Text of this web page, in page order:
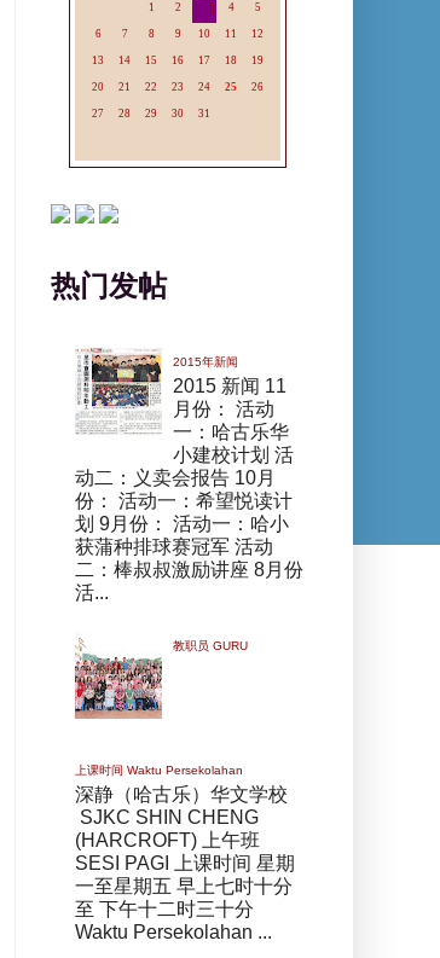
1
2 3 4 5
6 7 8 9 10 11 12
13 14 15 16 17 18 19
20 21 22 23 24 25 26
27 28 29 30 31
热门发帖
2015年新闻
2015 新闻 11
月份： 活动
一：哈古乐华
小建校计划 活
动二：义卖会报告 10月
份： 活动一：希望悦读计
划 9月份： 活动一：哈小
获蒲种排球赛冠军 活动
二：棒叔叔激励讲座 8月份
活...
教职员 GURU
上课时间 Waktu Persekolahan
深静（哈古乐）华文学校
SJKC SHIN CHENG
(HARCROFT) 上午班
SESI PAGI 上课时间 星期
一至星期五 早上七时十分
至 下午十二时三十分
Waktu Persekolahan ...